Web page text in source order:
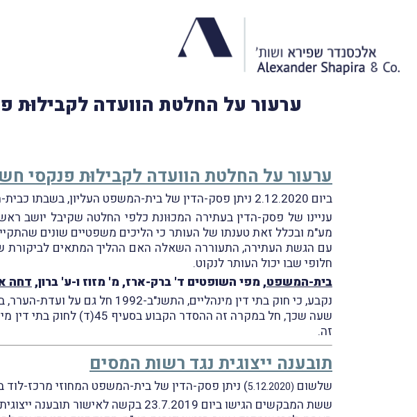
ערעור על החלטת הוועדה לקבילוּת
ערעור על החלטת הוועדה לקבילוּת פנקסי
ביום 2.12.2020 ניתן פסק-הדין של בית-המשפט העליון, בשבתו כבית-משפט גבוה לצדק, בעניין
עניינו של פסק-הדין בעתירה המכוּונת כלפי החלטה שקיבל יושב
מע"מ ובכלל זאת טענתו של העותר כי הליכים משפטיים שונים
עם הגשת העתירה, התעוררה השאלה האם ההליך המתאים לביקורת
חלופי שבו יכול העותר לנקוט.
בית-המשפט, מפי השופטים ד' ברק-ארז, מ' מזוז ו-ע' ברון, דחה
נקבע, כי חוק בתי דין מינהליים, התשנ"ב-1992 חל גם על ועדת-הערר, בשים לב לכך שזוהי אותה ועדה הפועלת לפי חוק מע"מ, בהתאם לתקנות.
שעה שכך, חל במקרה זה
זה.
תובענה ייצוגית נגד רשות המסים
שלשום (5.12.2020 ) ניתן פסק-הדין של בית-המשפט המחוזי מרכז-לוד
ששת המבקשים הגישו ביום 23.7.2019 בקשה לאישור תובענה ייצוגית כנגד המשיבה